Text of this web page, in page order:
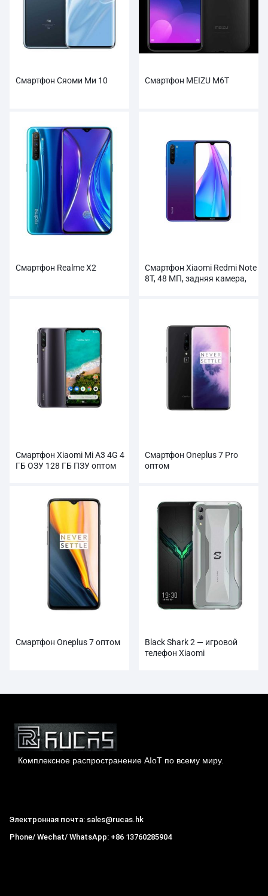
Смартфон Сяоми Ми 10 Смартфон MEIZU M6T
Смартфон Realme X2
Смартфон Xiaomi Redmi Note
8T, 48 МП, задняя камера,
Смартфон Xiaomi Mi A3 4G 4
ГБ ОЗУ 128 ГБ ПЗУ оптом
Смартфон Oneplus 7 Pro
оптом
Смартфон Oneplus 7 оптом
Black Shark 2 — игровой
телефон Xiaomi
Комплексное распространение AIoT по всему миру.
Электронная почта: sales@rucas.hk
Phone/ Wechat/ WhatsApp: +86 13760285904